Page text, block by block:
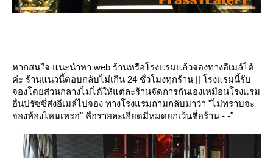
หากสนใจ แนะนำหา web ร้านหรือโรงแรมแล้วจองทางอีเมล์ได้
ค่ะ ร้านแนวนี้ตอบกลับไม่เกิน 24 ชั่วโมงทุกร้าน || โรงแรมนี้รับ
จองโดยส่วนกลางไม่ได้ให้แต่ละร้านจัดการกันเองเหมือนโรงแรม
อื่นปรัซซี่ส่งอีเมล์ไปจอง ทางโรงแรมถามกลับมาว่า "ไม่ทราบจะ
จองห้องไหนเหรอ" คือรายละเอียดมีหมดยกเว้นชื่อร้าน - -"